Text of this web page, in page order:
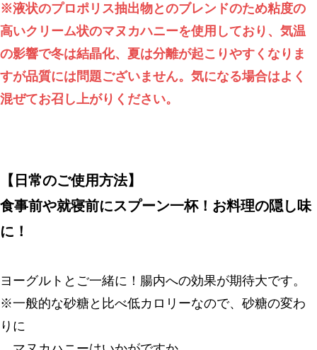
※液状のプロポリス抽出物とのブレンドのため粘度の
高いクリーム状のマヌカハニーを使用しており、気温
の影響で冬は結晶化、夏は分離が起こりやすくなりま
すが品質には問題ございません。気になる場合はよく
混ぜてお召し上がりください。
【日常のご使用方法】
食事前や就寝前にスプーン一杯！お料理の隠し味
に！
ヨーグルトとご一緒に！腸内への効果が期待大です。
※一般的な砂糖と比べ低カロリーなので、砂糖の変わ
りに